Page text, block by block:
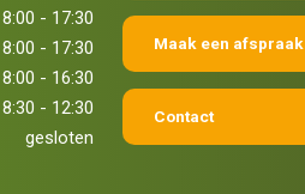
8:00 - 17:30
8:00 - 17:30
8:00 - 16:30
8:30 - 12:30
gesloten
Maak een afspraak
Contact